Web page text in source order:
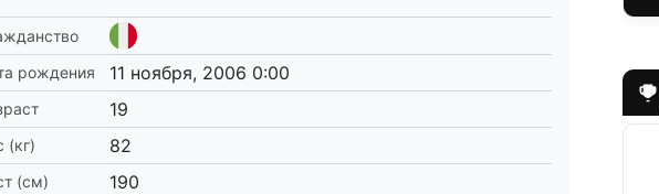
рождения
11 ноября, 2006 0:00
19
(кг) 82
(см) 190